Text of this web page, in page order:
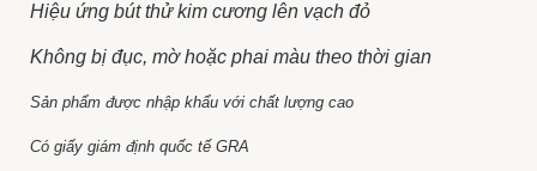
Hiệu ứng bút thử kim cương lên vạch đỏ
Không bị đục, mờ hoặc phai màu theo thời gian
Sản phẩm được nhập khẩu với chất lượng cao
Có giấy giám định quốc tế GRA